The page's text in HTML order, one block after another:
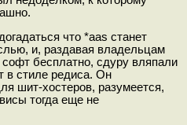
что *aas станет
и, раздавая владельцам
софт бесплатно, сдуру вляпали
в стиле редиса. Он
шит-хостеров, разумеется,
тогда еще не